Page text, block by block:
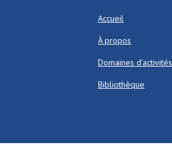
Accueil
À propos
Domaines d’activités
Bibliothèque